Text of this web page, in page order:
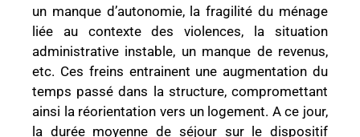
un manque d’autonomie, la fragilité du ménage
liée au contexte des violences, la situation
administrative instable, un manque de revenus,
etc. Ces freins entrainent une augmentation du
temps passé dans la structure, compromettant
ainsi la réorientation vers un logement. A ce jour,
la durée moyenne de séjour sur le dispositif